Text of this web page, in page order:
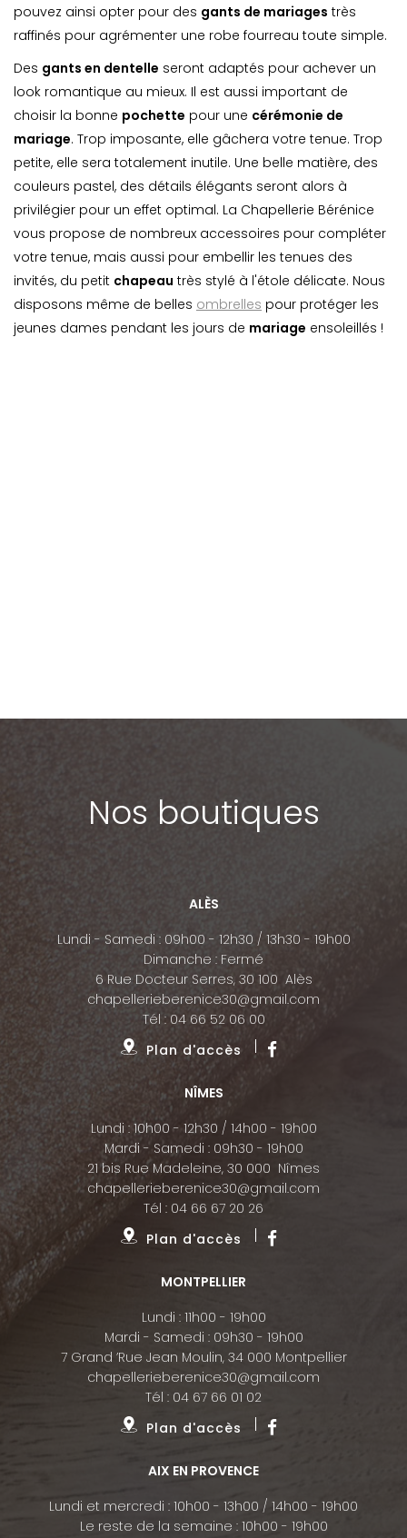
pouvez ainsi opter pour des gants de mariages très
raffinés pour agrémenter une robe fourreau toute simple.
Des gants en dentelle seront adaptés pour achever un
look romantique au mieux. Il est aussi important de
choisir la bonne pochette pour une cérémonie de
mariage. Trop imposante, elle gâchera votre tenue. Trop
petite, elle sera totalement inutile. Une belle matière, des
couleurs pastel, des détails élégants seront alors à
privilégier pour un effet optimal. La Chapellerie Bérénice
vous propose de nombreux accessoires pour compléter
votre tenue, mais aussi pour embellir les tenues des
invités, du petit chapeau très stylé à l'étole délicate. Nous
disposons même de belles ombrelles pour protéger les
jeunes dames pendant les jours de mariage ensoleillés !
Nos boutiques
ALÈS
Lundi - Samedi : 09h00 - 12h30 / 13h30 - 19h00
Dimanche : Fermé
6 Rue Docteur Serres, 30 100 Alès
chapellerieberenice30@gmail.com
Tél : 04 66 52 06 00
Plan d'accès
NÎMES
Lundi : 10h00 - 12h30 / 14h00 - 19h00
Mardi - Samedi : 09h30 - 19h00
21 bis Rue Madeleine, 30 000 Nîmes
chapellerieberenice30@gmail.com
Tél : 04 66 67 20 26
Plan d'accès
MONTPELLIER
Lundi : 11h00 - 19h00
Mardi - Samedi : 09h30 - 19h00
7 Grand ’Rue Jean Moulin, 34 000 Montpellier
chapellerieberenice30@gmail.com
Tél : 04 67 66 01 02
Plan d'accès
AIX EN PROVENCE
Lundi et mercredi : 10h00 - 13h00 / 14h00 - 19h00
Le reste de la semaine : 10h00 - 19h00